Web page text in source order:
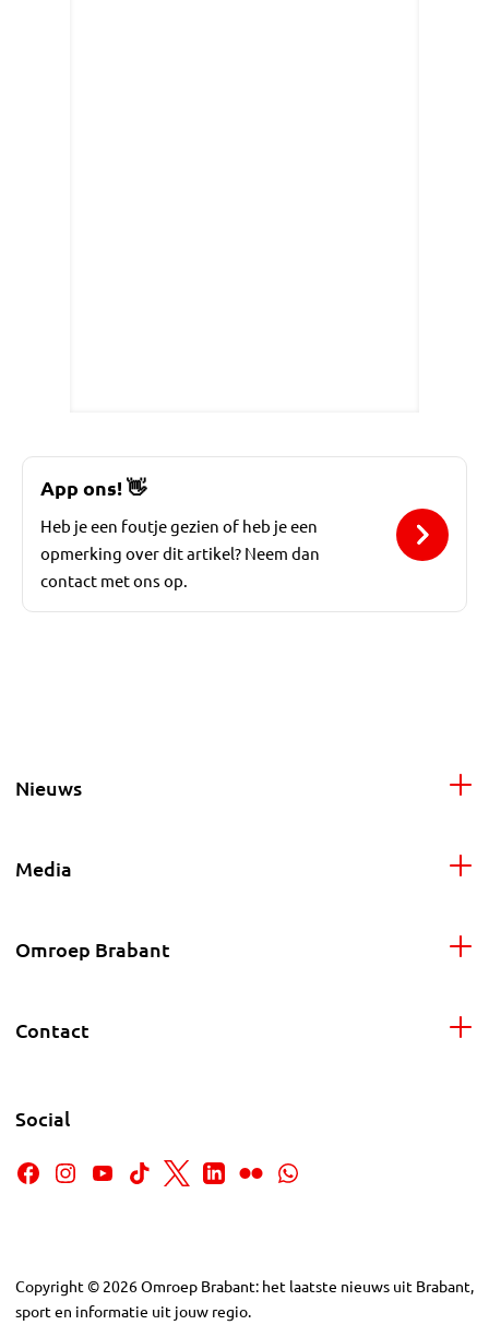
App ons!👋
Heb je een foutje gezien of heb je een
opmerking over dit artikel? Neem dan
contact met ons op.
Nieuws
Media
Omroep Brabant
Contact
Social
Copyright © 2026Omroep Brabant: het laatste nieuws uit Brabant,
sport en informatie uit jouw regio.